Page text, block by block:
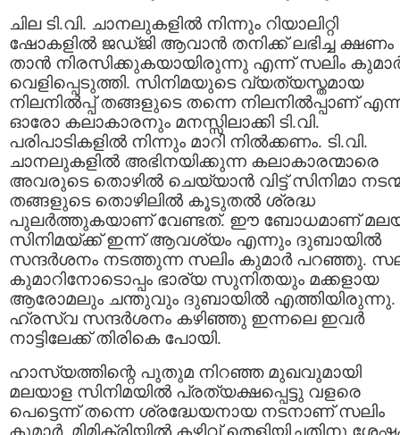
ചില ടി.വി. ചാനലുകളില്‍ നിന്നും റിയാലിറ്റി
ഷോകളില്‍ ജഡ്ജി ആവാന്‍ തനിക്ക്‌ ലഭിച്ച ക്ഷണം
താന്‍ നിരസിക്കുകയായിരുന്നു എന്ന് സലിം
വെളിപ്പെടുത്തി. സിനിമയുടെ വ്യത്യസ്തമായ
നിലനില്‍പ്പ്‌ തങ്ങളുടെ തന്നെ നിലനില്‍പ്പാണ്
ഓരോ കലാകാരനും മനസ്സിലാക്കി ടി.വി.
പരിപാടികളില്‍ നിന്നും മാറി നില്‍ക്കണം. ടി.വി.
ചാനലുകളില്‍ അഭിനയിക്കുന്ന കലാകാരന്മാരെ
അവരുടെ തൊഴില്‍ ചെയ്യാന്‍ വിട്ട് സിനിമാ
തങ്ങളുടെ തൊഴിലില്‍ കൂടുതല്‍ ശ്രദ്ധ
പുലര്‍ത്തുകയാണ് വേണ്ടത്. ഈ ബോധമാണ്
സിനിമയ്ക്ക് ഇന്ന് ആവശ്യം എന്നും ദുബായില്‍
സന്ദര്‍ശനം നടത്തുന്ന സലിം കുമാര്‍ പറഞ്ഞു.
കുമാറിനോടൊപ്പം ഭാര്യ സുനിതയും മക്കളായ
ആരോമലും ചന്തുവും ദുബായില്‍ എത്തിയിരുന്നു.
ഹ്രസ്വ സന്ദര്‍ശനം കഴിഞ്ഞു ഇന്നലെ ഇവര്‍
നാട്ടിലേക്ക്‌ തിരികെ പോയി.
ഹാസ്യത്തിന്റെ പുതുമ നിറഞ്ഞ മുഖവുമായി
മലയാള സിനിമയില്‍ പ്രത്യക്ഷപ്പെട്ടു വളരെ
പെട്ടെന്ന് തന്നെ ശ്രദ്ധേയനായ നടനാണ് സലിം
കുമാര്‍. മിമിക്രിയില്‍ കഴിവ് തെളിയിച്ചതിനു